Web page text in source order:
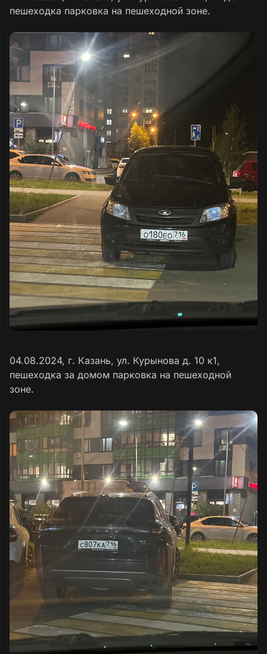
пешеходка парковка на пешеходной зоне.
04.08.2024, г. Казань, ул. Курынова д. 10 к1,
пешеходка за домом парковка на пешеходной
зоне.